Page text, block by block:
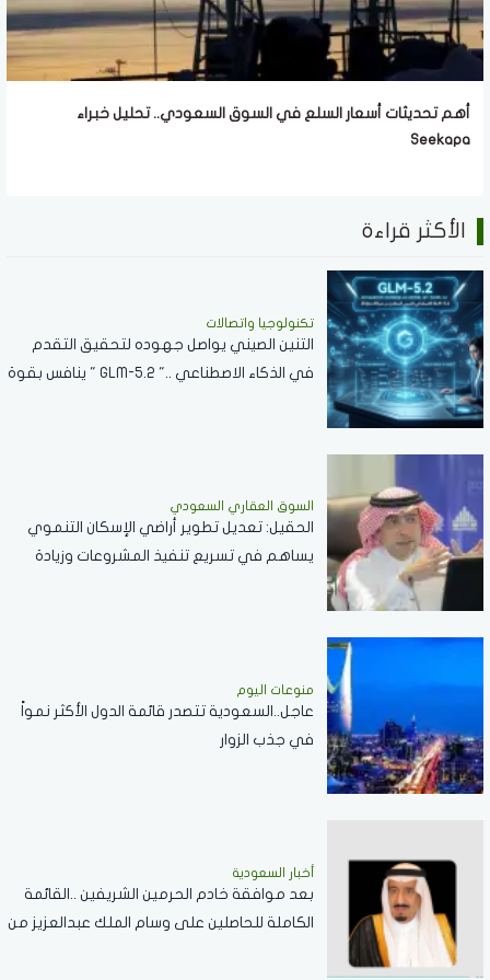
أهم تحديثات أسعار السلع في السوق السعودي.. تحليل خبراء
Seekapa
الأكثر قراءة
تكنولوجيا واتصالات
التنين الصيني يواصل جهوده لتحقيق التقدم
في الذكاء الاصطناعي .." GLM-5.2 " ينافس بقوة
السوق العقاري السعودي
الحقيل: تعديل تطوير أراضي الإسكان التنموي
يساهم في تسريع تنفيذ المشروعات وزيادة
منوعات اليوم
عاجل..السعودية تتصدر قائمة الدول الأكثر نمواً
في جذب الزوار
أخبار السعودية
بعد موافقة خادم الحرمين الشريفين ..القائمة
الكاملة للحاصلين على وسام الملك عبدالعزيز من